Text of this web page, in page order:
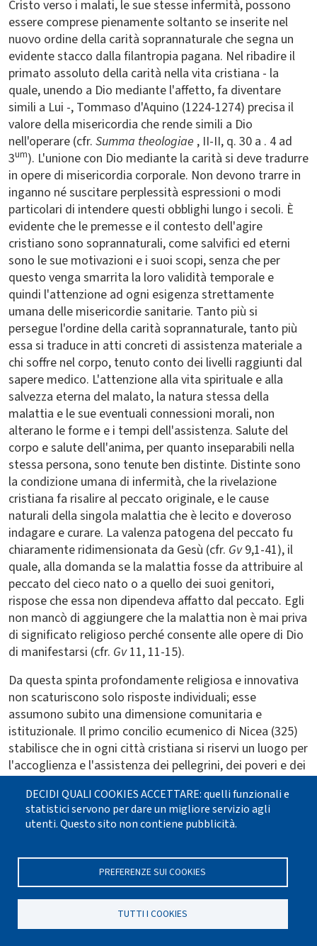
Cristo verso i malati, le sue stesse infermità, possono
essere comprese pienamente soltanto se inserite nel
nuovo ordine della carità soprannaturale che segna un
evidente stacco dalla filantropia pagana. Nel ribadire il
primato assoluto della carità nella vita cristiana - la
quale, unendo a Dio mediante l'affetto, fa diventare
simili a Lui -, Tommaso d'Aquino (1224-1274) precisa il
valore della misericordia che rende simili a Dio
nell'operare (cfr. Summa theologiae , II-II, q. 30 a . 4 ad
3um). L'unione con Dio mediante la carità si deve tradurre
in opere di misericordia corporale. Non devono trarre in
inganno né suscitare perplessità espressioni o modi
particolari di intendere questi obblighi lungo i secoli. È
evidente che le premesse e il contesto dell'agire
cristiano sono soprannaturali, come salvifici ed eterni
sono le sue motivazioni e i suoi scopi, senza che per
questo venga smarrita la loro validità temporale e
quindi l'attenzione ad ogni esigenza strettamente
umana delle misericordie sanitarie. Tanto più si
persegue l'ordine della carità soprannaturale, tanto più
essa si traduce in atti concreti di assistenza materiale a
chi soffre nel corpo, tenuto conto dei livelli raggiunti dal
sapere medico. L'attenzione alla vita spirituale e alla
salvezza eterna del malato, la natura stessa della
malattia e le sue eventuali connessioni morali, non
alterano le forme e i tempi dell'assistenza. Salute del
corpo e salute dell'anima, per quanto inseparabili nella
stessa persona, sono tenute ben distinte. Distinte sono
la condizione umana di infermità, che la rivelazione
cristiana fa risalire al peccato originale, e le cause
naturali della singola malattia che è lecito e doveroso
indagare e curare. La valenza patogena del peccato fu
chiaramente ridimensionata da Gesù (cfr. Gv9,1-41), il
quale, alla domanda se la malattia fosse da attribuire al
peccato del cieco nato o a quello dei suoi genitori,
rispose che essa non dipendeva affatto dal peccato. Egli
non mancò di aggiungere che la malattia non è mai priva
di significato religioso perché consente alle opere di Dio
di manifestarsi (cfr. Gv11, 11-15).
Da questa spinta profondamente religiosa e innovativa
non scaturiscono solo risposte individuali; esse
assumono subito una dimensione comunitaria e
istituzionale. Il primo concilio ecumenico di Nicea (325)
stabilisce che in ogni città cristiana si riservi un luogo per
l'accoglienza e l'assistenza dei pellegrini, dei poveri e dei
dell'infirmitasresta spesso indifferenziata, per cui non
sarà sempre garantita un'attenzione specifica ai malati.
L'assistenza si limiterà all'esercizio della virtù della carità
e di malati, tanto valida quanto insufficiente; ciò porta
alcuni storici a dare interpretazioni parziali o troppo
ambigue di questo capitolo della medicina. Le opere di
misericordia corporale, proprio perché
DECIDI QUALI COOKIES ACCETTARE: quelli funzionali e
statistici servono per dare un migliore servizio agli
utenti. Questo sito non contiene pubblicità.
PREFERENZE SUI COOKIES
TUTTI I COOKIES